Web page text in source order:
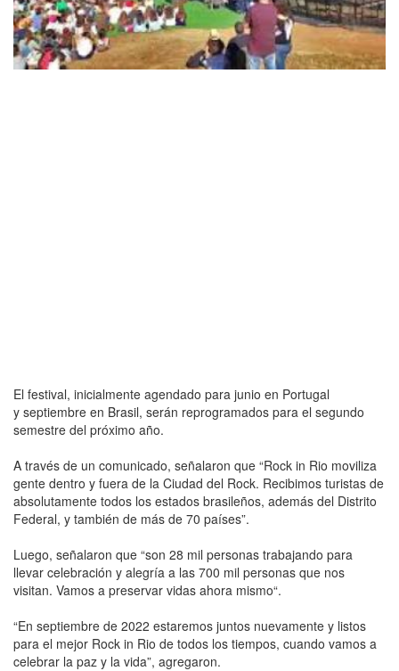
El festival, inicialmente agendado para junio en Portugal
y septiembre en Brasil, serán reprogramados para el segundo
semestre del próximo año.
A través de un comunicado, señalaron que “Rock in Rio moviliza
gente dentro y fuera de la Ciudad del Rock. Recibimos turistas de
absolutamente todos los estados brasileños, además del Distrito
Federal, y también de más de 70 países”.
Luego, señalaron que “son 28 mil personas trabajando para
llevar celebración y alegría a las 700 mil personas que nos
visitan. Vamos a preservar vidas ahora mismo“.
“En septiembre de 2022 estaremos juntos nuevamente y listos
para el mejor Rock in Rio de todos los tiempos, cuando vamos a
celebrar la paz y la vida”, agregaron.